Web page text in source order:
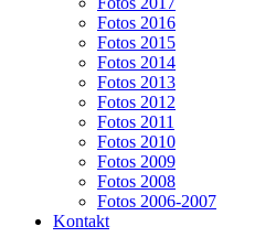
Fotos 2016
Fotos 2015
Fotos 2014
Fotos 2013
Fotos 2012
Fotos 2011
Fotos 2010
Fotos 2009
Fotos 2008
Fotos 2006-2007
Kontakt